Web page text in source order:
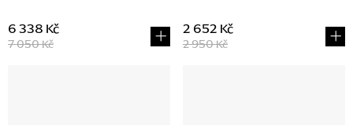
7 050 Kč
6 338 Kč
2 950 Kč
2 652 Kč